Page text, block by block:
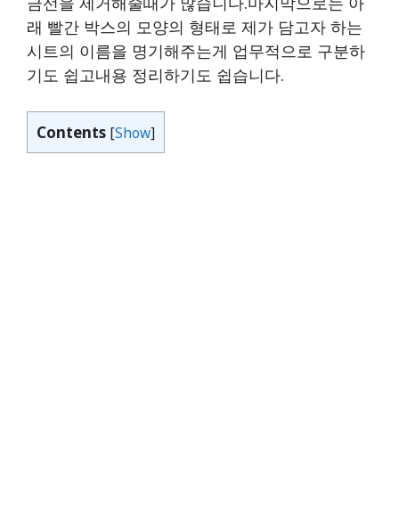
래 빨간 박스의 모양의 형태로 제가 담고자 하는
시트의 이름을 명기해주는게 업무적으로 구분하
기도 쉽고내용 정리하기도 쉽습니다.
Contents [Show]